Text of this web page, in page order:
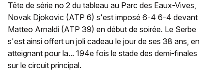
Tête de série no 2 du tableau au Parc des Eaux-Vives,
Novak Djokovic (ATP 6) s'est imposé 6-4 6-4 devant
Matteo Arnaldi (ATP 39) en début de soirée. Le Serbe
s'est ainsi offert un joli cadeau le jour de ses 38 ans, en
atteignant pour la... 194e fois le stade des demi-finales
sur le circuit principal.